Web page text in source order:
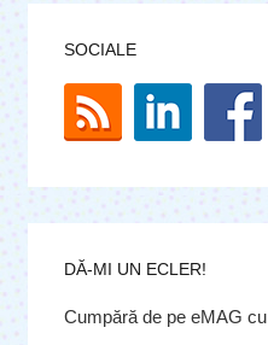
SOCIALE
DĂ-MI UN ECLER!
Cumpără de pe eMAG cu